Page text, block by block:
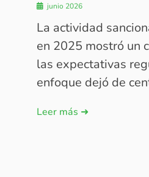
junio 2026
La actividad
en 2025 mostró un
las expectativas
enfoque dejó de
Leer más ➜